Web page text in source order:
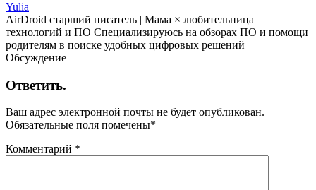
Yulia
AirDroid старший писатель | Мама × любительница
технологий и ПО Специализируюсь на обзорах ПО и помощи
родителям в поиске удобных цифровых решений
Обсуждение
Ответить.
Ваш адрес электронной почты не будет опубликован.
Обязательные поля помечены*
Комментарий *